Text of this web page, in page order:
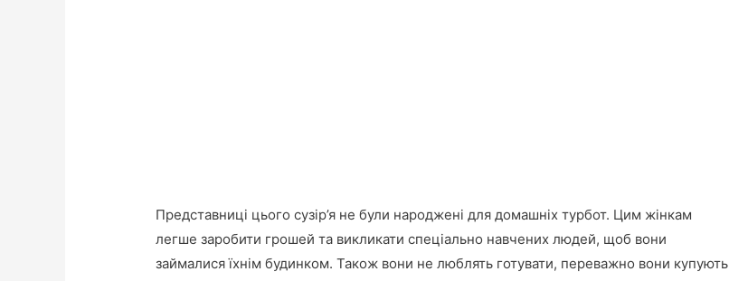
Представниці цього сузір’я не були народжені для домашніх турбот. Цим жінкам
легше заробити грошей та викликати спеціально навчених людей, щоб вони
займалися їхнім будинком. Також вони не люблять готувати, переважно вони купують